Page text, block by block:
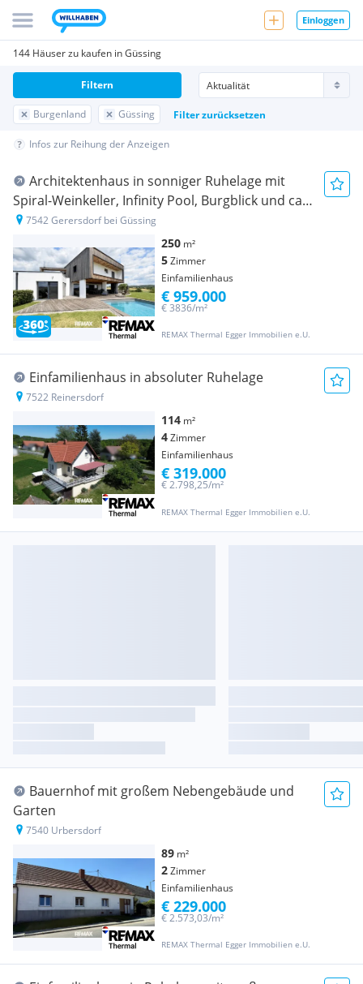
Einloggen
144 Häuser zu kaufen in Güssing
Burgenland Güssing Filter zurücksetzen
Filtern
Infos zur Reihung der Anzeigen
Architektenhaus in sonniger Ruhelage mit
Spiral-Weinkeller, Infinity Pool, Burgblick und ca.
1 ha Eigengrund
7542 Gerersdorf bei Güssing
250 m²
5Zimmer
Einfamilienhaus
REMAX Thermal Egger Immobilien e.U.
€ 3836/m²
€ 959.000
Einfamilienhaus in absoluter Ruhelage
7522 Reinersdorf
114 m²
4Zimmer
Einfamilienhaus
REMAX Thermal Egger Immobilien e.U.
€ 2.798,25/m²
€ 319.000
Bauernhof mit großem Nebengebäude und
Garten
7540 Urbersdorf
89 m²
2Zimmer
Einfamilienhaus
REMAX Thermal Egger Immobilien e.U.
€ 2.573,03/m²
€ 229.000